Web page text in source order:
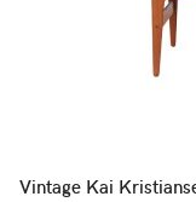
Vintage Kai